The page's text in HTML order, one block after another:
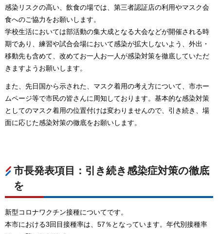
感染リスクの高い、飲食の場では、第三者認証店の利用やマスク会
食へのご協力をお願いします。
学校生活においては部活動の集大成となる大会などが開催される時
期であり、練習や試合会場において感染が拡大しないよう、外出・
移動先も含めて、改めてお一人お一人が感染対策を徹底していただ
きますようお願いします。
また、先日国から示された、マスク着用の考え方について、市ホー
ムページ等で市民の皆さんに周知しております。基本的な感染対策
としてのマスク着用の位置付けは変わりませんので、引き続き、場
面に応じた感染対策の徹底をお願いします。
市長発表項目：引き続き感染症対策の徹底
を
新型コロナワクチン接種についてです。
本市における3回目接種率は、57％となっています。年代別接種率